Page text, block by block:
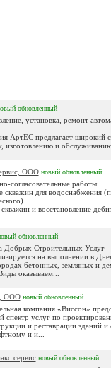
обновленный
установка, ремонт
АртЕС предлагает широкий
изготовлению и
ООО новый обновленный
согласовательные работы
скважин для водоснабжения
и восстановление
обновленный
Добрых Строительных Услуг
на выполнении в
бетонных, земляных и
оказываем...
ООО новый обновленный
компания «Виссон»
спектр услуг по
и реставрации зданий
и и...
сервис новый обновленный